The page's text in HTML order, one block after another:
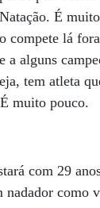
É
compete lá
a alguns
tem atleta
muito pouco.
com 29
nadador como